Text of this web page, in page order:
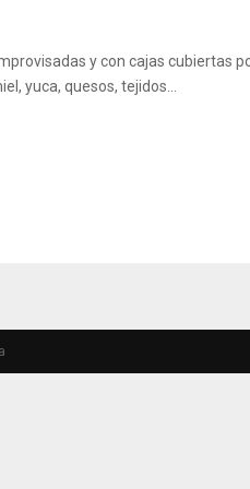
y con cajas cubiertas
yuca, quesos, tejidos...